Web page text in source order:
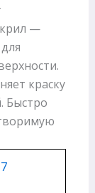
—
краску
Быстро